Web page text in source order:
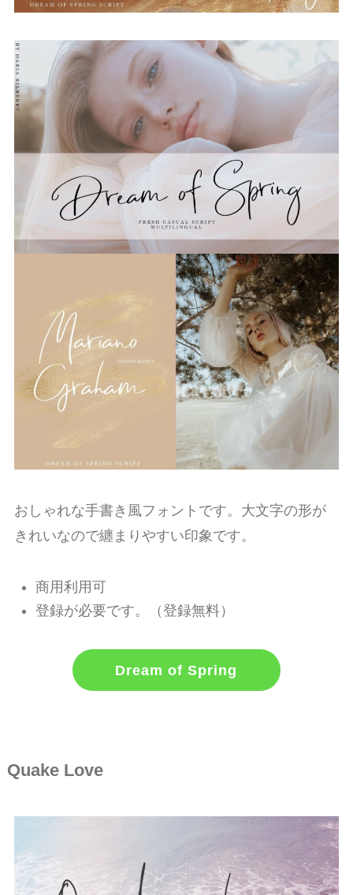
おしゃれな手書き風フォントです。大文字の形が
きれいなので纏まりやすい印象です。
商用利用可
登録が必要です。（登録無料）
Dream of Spring
Quake Love